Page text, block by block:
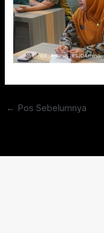
← Pos Sebelumnya